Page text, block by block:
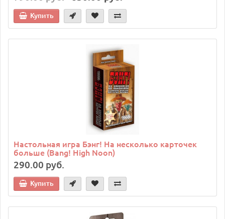
Купить
Настольная игра Бэнг! На несколько карточек
больше (Bang! High Noon)
290.00 руб.
Купить